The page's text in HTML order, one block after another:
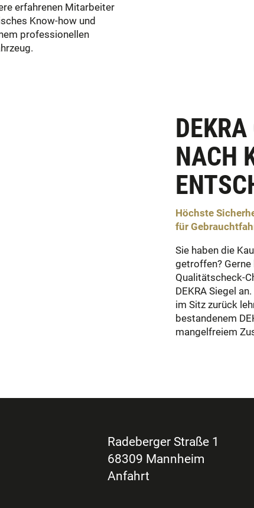
erfahrenen Mitarbeiter
Know-how und
professionellen
NACH
Höchste
für
Sie haben die
getroffen?
Qualitätscheck-
DEKRA Siegel
im Sitz zurück
bestandenem
mangelfreiem
Radeberger Straße 1
68309 Mannheim
Anfahrt